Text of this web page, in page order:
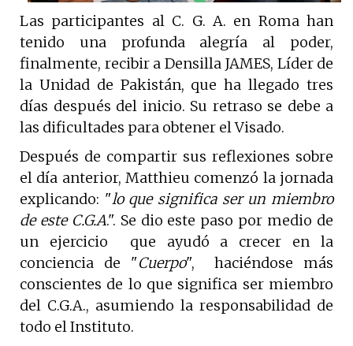
Las participantes al C. G. A. en Roma han
tenido una profunda alegría al poder,
finalmente, recibir a Densilla JAMES, Líder de
la Unidad de Pakistán, que ha llegado tres
días después del inicio. Su retraso se debe a
las dificultades para obtener el Visado.
Después de compartir sus reflexiones sobre
el día anterior, Matthieu comenzó la jornada
explicando: "lo que significa ser un miembro
de este C.G.A.". Se dio este paso por medio de
un ejercicio que ayudó a crecer en la
conciencia de "Cuerpo", haciéndose más
conscientes de lo que significa ser miembro
del C.G.A., asumiendo la responsabilidad de
todo el Instituto.